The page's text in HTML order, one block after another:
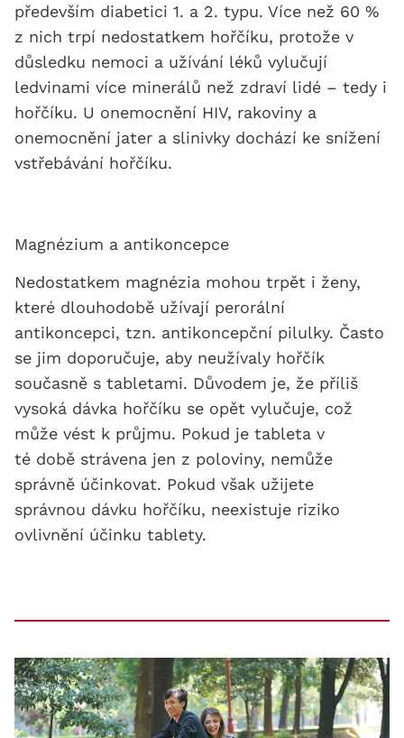
především diabetici 1. a 2. typu. Více než 60 %
z nich trpí nedostatkem hořčíku, protože v
důsledku nemoci a užívání léků vylučují
ledvinami více minerálů než zdraví lidé – tedy i
hořčíku. U onemocnění HIV, rakoviny a
onemocnění jater a slinivky dochází ke snížení
vstřebávání hořčíku.
Magnézium a antikoncepce
Nedostatkem magnézia mohou trpět i ženy,
které dlouhodobě užívají perorální
antikoncepci, tzn. antikoncepční pilulky. Často
se jim doporučuje, aby neužívaly hořčík
současně s tabletami. Důvodem je, že příliš
vysoká dávka hořčíku se opět vylučuje, což
může vést k průjmu. Pokud je tableta v
té době strávena jen z poloviny, nemůže
správně účinkovat. Pokud však užijete
správnou dávku hořčíku, neexistuje riziko
ovlivnění účinku tablety.